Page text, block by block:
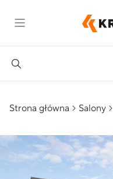
Strona główna Salony